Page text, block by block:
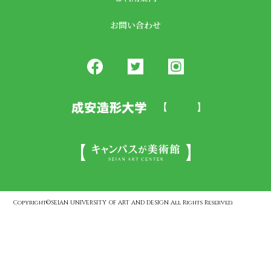
お問い合わせ
Copyright©SEIAN UNIVERSITY OF ART AND DESIGN All Rights Reserved.